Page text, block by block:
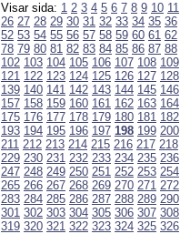
Visar sida: 1 2 3 4 5 6 7 8 9 10 11
26 27 28 29 30 31 32 33 34 35 36
52 53 54 55 56 57 58 59 60 61 62
78 79 80 81 82 83 84 85 86 87 88
102 103 104 105 106 107 108 109
121 122 123 124 125 126 127 128
139 140 141 142 143 144 145 146
157 158 159 160 161 162 163 164
175 176 177 178 179 180 181 182
193 194 195 196 197 198 199 200
211 212 213 214 215 216 217 218
229 230 231 232 233 234 235 236
247 248 249 250 251 252 253 254
265 266 267 268 269 270 271 272
283 284 285 286 287 288 289 290
301 302 303 304 305 306 307 308
319 320 321 322 323 324 325 326